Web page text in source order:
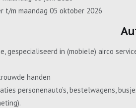
t/m maandag 05 oktober 2026
gespecialiseerd in (mobiele) airco
handen
personenauto’s, bestelwagens,